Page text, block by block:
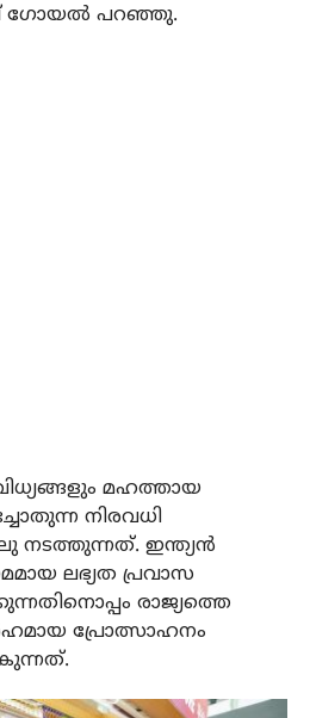
ഗോയല്‍ പറഞ്ഞു.
മഹത്തായ
നിരവധി
നടത്തുന്നത്. ഇന്ത്യന്‍
ലഭ്യത പ്രവാസ
രാജ്യത്തെ
പ്രോത്സാഹനം